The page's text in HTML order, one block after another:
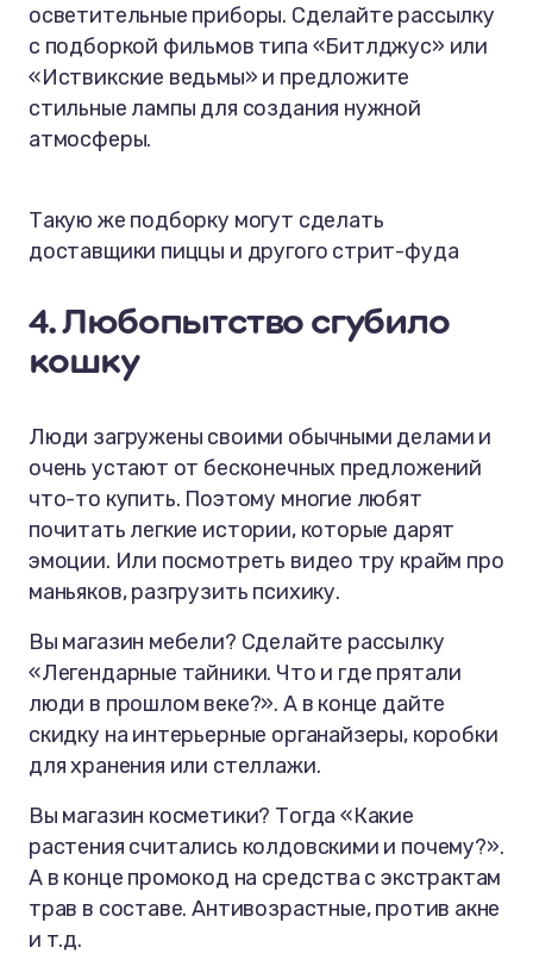
осветительные приборы. Сделайте рассылку
с подборкой фильмов типа «Битлджус» или
«Иствикские ведьмы» и предложите
стильные лампы для создания нужной
атмосферы.
Такую же подборку могут сделать
доставщики пиццы и другого стрит-фуда
4. Любопытство сгубило
кошку
Люди загружены своими обычными делами и
очень устают от бесконечных предложений
что-то купить. Поэтому многие любят
почитать легкие истории, которые дарят
эмоции. Или посмотреть видео тру крайм про
маньяков, разгрузить психику.
Вы магазин мебели? Сделайте рассылку
«Легендарные тайники. Что и где прятали
люди в прошлом веке?». А в конце дайте
скидку на интерьерные органайзеры, коробки
для хранения или стеллажи.
Вы магазин косметики? Тогда «Какие
растения считались колдовскими и почему?».
А в конце промокод на средства с экстрактам
трав в составе. Антивозрастные, против акне
и т.д.